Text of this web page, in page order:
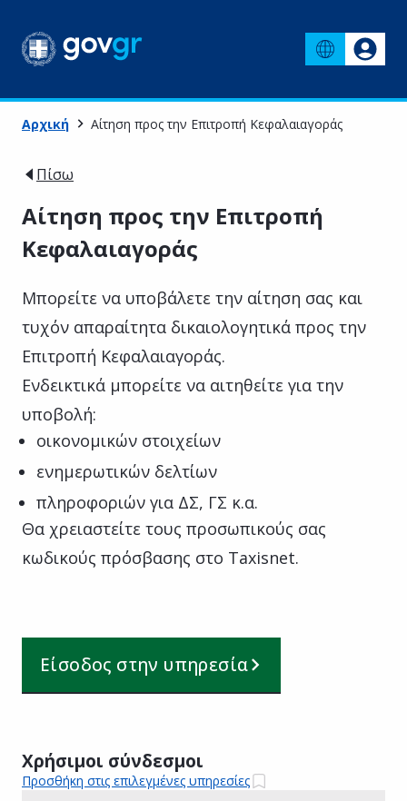
Αρχική Αίτηση προς την Επιτροπή Κεφαλαιαγοράς
Πίσω
Αίτηση προς την Επιτροπή
Κεφαλαιαγοράς
Μπορείτε να υποβάλετε την αίτηση σας και
τυχόν απαραίτητα δικαιολογητικά προς την
Επιτροπή Κεφαλαιαγοράς.
Ενδεικτικά μπορείτε να αιτηθείτε για την
υποβολή:
οικονομικών στοιχείων
ενημερωτικών δελτίων
πληροφοριών για ΔΣ, ΓΣ κ.α.
Θα χρειαστείτε τους προσωπικούς σας
κωδικούς πρόσβασης στο Taxisnet.
Είσοδος στην υπηρεσία
Χρήσιμοι σύνδεσμοι
Προσθήκη στις επιλεγμένες υπηρεσίες